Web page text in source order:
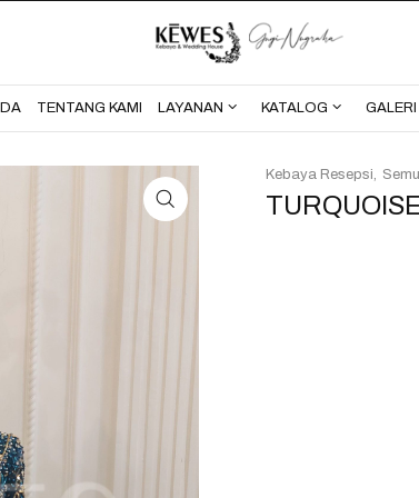
BERANDA
TENTANG KAMI LAYANAN KATALOG GALERI
Kebaya Resepsi